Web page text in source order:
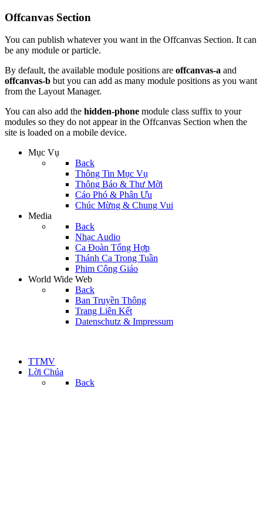
Offcanvas Section
You can publish whatever you want in the Offcanvas Section. It can
be any module or particle.
By default, the available module positions are offcanvas-a and
offcanvas-b but you can add as many module positions as you want
from the Layout Manager.
You can also add the hidden-phone module class suffix to your
modules so they do not appear in the Offcanvas Section when the
site is loaded on a mobile device.
Mục Vụ
Back
Thông Tin Mục Vụ
Thông Báo & Thư Mời
Cáo Phó & Phân Ưu
Chúc Mừng & Chung Vui
Media
Back
Nhạc Audio
Ca Đoàn Tổng Hợp
Thánh Ca Trong Tuần
Phim Công Giáo
World Wide Web
Back
Ban Truyền Thông
Trang Liên Kết
Datenschutz & Impressum
TTMV
Lời Chúa
Back